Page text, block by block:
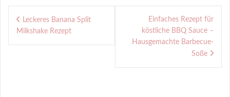
Beitragsnavigation
Leckeres Banana Split
Milkshake Rezept
Einfaches Rezept für
köstliche BBQ Sauce –
Hausgemachte Barbecue-
Soße